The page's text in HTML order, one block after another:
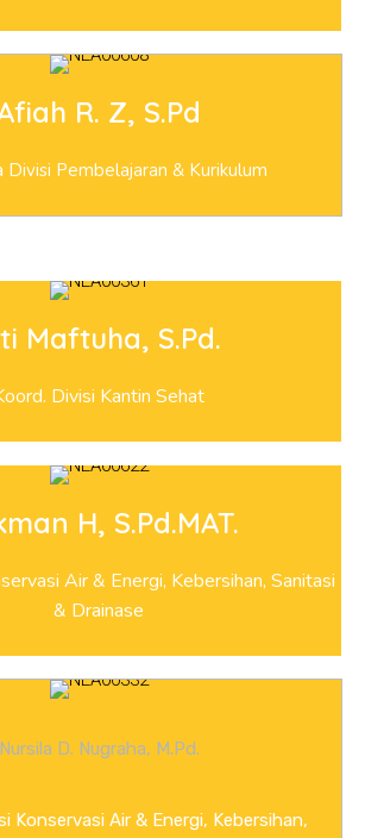
R. Z, S.Pd
Divisi Pembelajaran & Kurikulum
Maftuha, S.Pd.
Divisi Kantin Sehat
H, S.Pd.MAT.
Air & Energi, Kebersihan, Sanitasi
& Drainase
Nursila D. Nugraha, M.Pd.
Konservasi Air & Energi, Kebersihan,